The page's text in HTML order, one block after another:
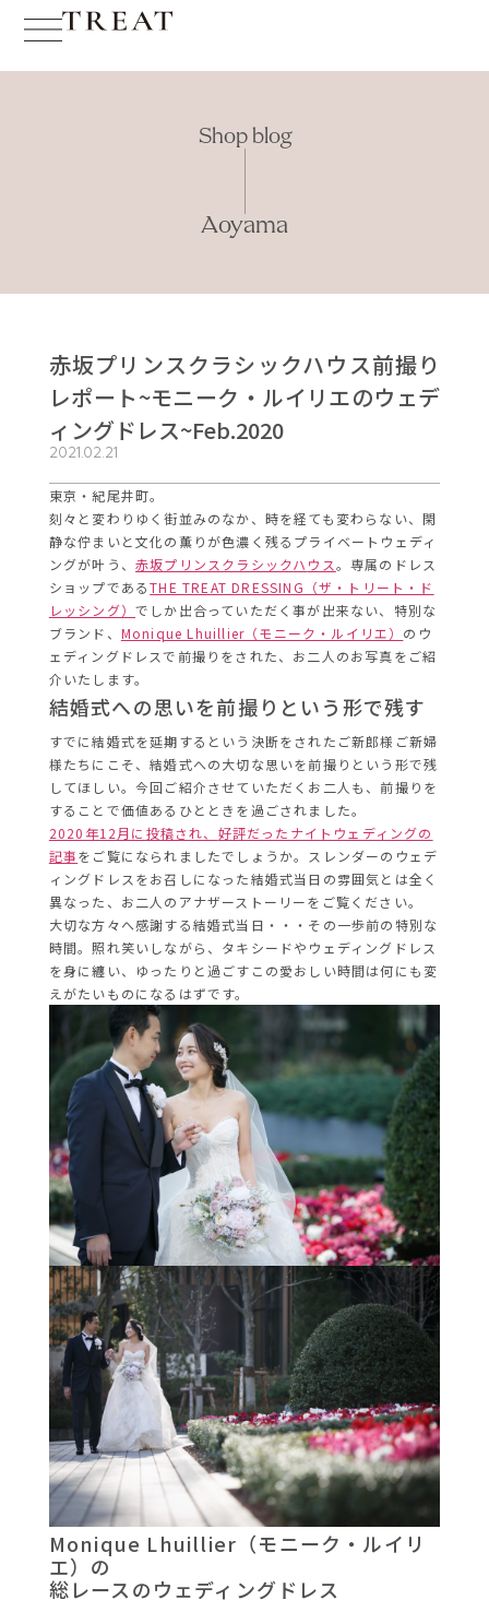
Shop blog
Aoyama
赤坂プリンスクラシックハウス前撮り
レポート~モニーク・ルイリエのウェデ
ィングドレス~Feb.2020
2021.02.21
東京・紀尾井町。
刻々と変わりゆく街並みのなか、時を経ても変わらない、閑
静な佇まいと文化の薫りが色濃く残るプライベートウェディ
ングが叶う、 赤坂プリンスクラシックハ ウス。専属のドレス
ショップであるTHE TREAT DRESSING（ザ・トリート・ド
レッシング） でしか出合っていただく事が出来ない、特別な
ブランド、 Monique Lhuillier（モニーク・ルイリエ） のウ
ェディングドレスで前撮りをされた、お二人のお写真をご紹
介いたします。
結婚式への思いを前撮りという形で残す
すでに結婚式を延期するという決断をされたご新郎様ご新婦
様たちにこそ、結婚式への大切な思いを前撮りという形で残
してほしい。今回ご紹介させていただくお二人も、前撮りを
することで価値あるひとときを過ごされました。
2020年12月に投稿され、 好評だったナイトウェディングの
記事をご覧になられましたでしょ うか。スレンダーのウェデ
ィングドレスをお召しになった結婚式当日の雰囲気とは全く
異なった、お二人のアナザーストーリ ーをご覧ください。
大切な方々へ感謝する結婚式当日・・・その一歩前の特別な
時間。照れ笑いしながら、タキシードやウェディングドレス
を身に纏い、ゆったりと過ごすこの愛おしい時間は何にも変
えがたいものになるはずです。
Monique Lhuillier（モニーク・ルイリ
エ）の
総レースのウェディングドレス